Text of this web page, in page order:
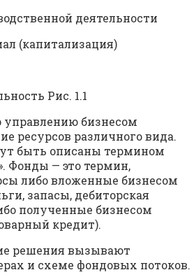
деятельности
(капитализация)
Рис. 1.1
бизнесом
ресурсов различного вида.
быть описаны термином
Фонды — это термин,
либо вложенные бизнесом
запасы, дебиторская
полученные бизнесом
кредит).
решения вызывают
и схеме фондовых потоков.